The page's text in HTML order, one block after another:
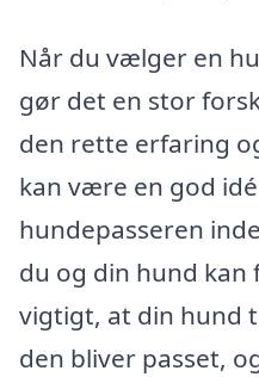
Når du vælger en
gør det en stor
den rette erfaring
kan være en god
hundepasseren
du og din hund kan
vigtigt, at din hund
den bliver passet,